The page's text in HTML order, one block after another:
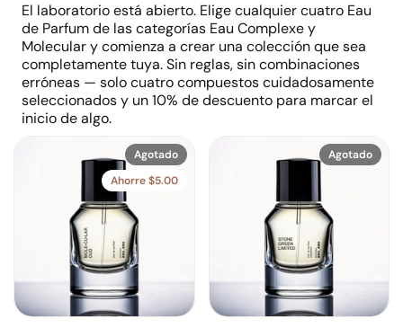
El laboratorio está abierto. Elige cualquier cuatro Eau
de Parfum de las categorías Eau Complexe y
Molecular y comienza a crear una colección que sea
completamente tuya. Sin reglas, sin combinaciones
erróneas — solo cuatro compuestos cuidadosamente
seleccionados y un 10% de descuento para marcar el
inicio de algo.
Agotado
Ahorre $5.00
Agotado